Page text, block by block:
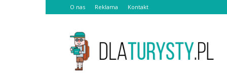
O nas Reklama Kontakt
Dlaturysty.pl